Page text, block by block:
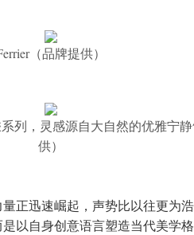
（品牌提供）
列，灵感源自大自然的优雅宁
供）
正迅速崛起，声势比以往更为
以自身创意语言塑造当代美学